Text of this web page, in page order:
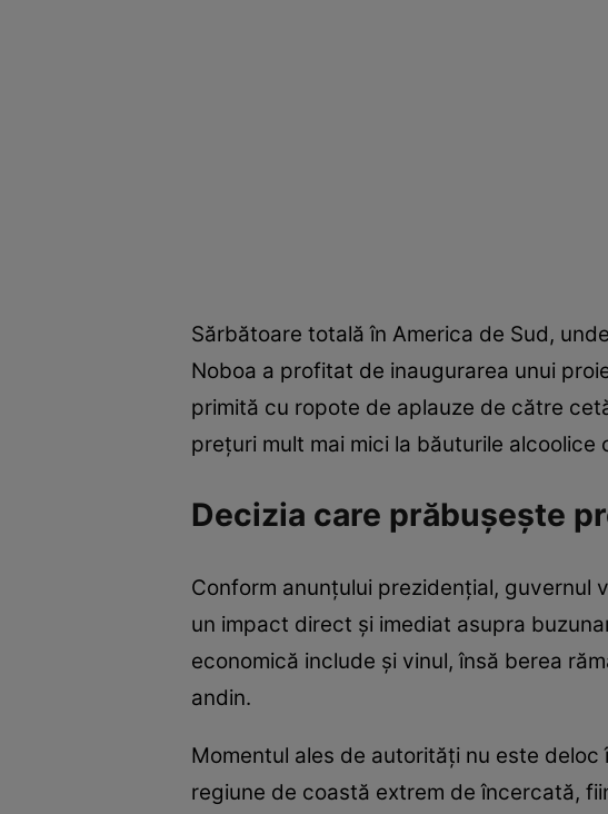
Sărbătoare totală în America de Sud,
Noboa a profitat de inaugurarea unui
primită cu ropote de aplauze de către
prețuri mult mai mici la băuturile
Decizia care prăbușește
Conform anunțului prezidențial, guvernul
un impact direct și imediat asupra
economică include și vinul, însă berea
andin.
Momentul ales de autorități nu este deloc
regiune de coastă extrem de încercată,